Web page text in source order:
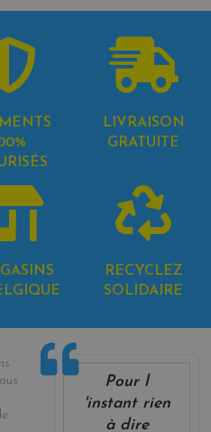
LIVRAISON
GRATUITE
RECYCLEZ
SOLIDAIRE
Pour l
'instant rien
à dire